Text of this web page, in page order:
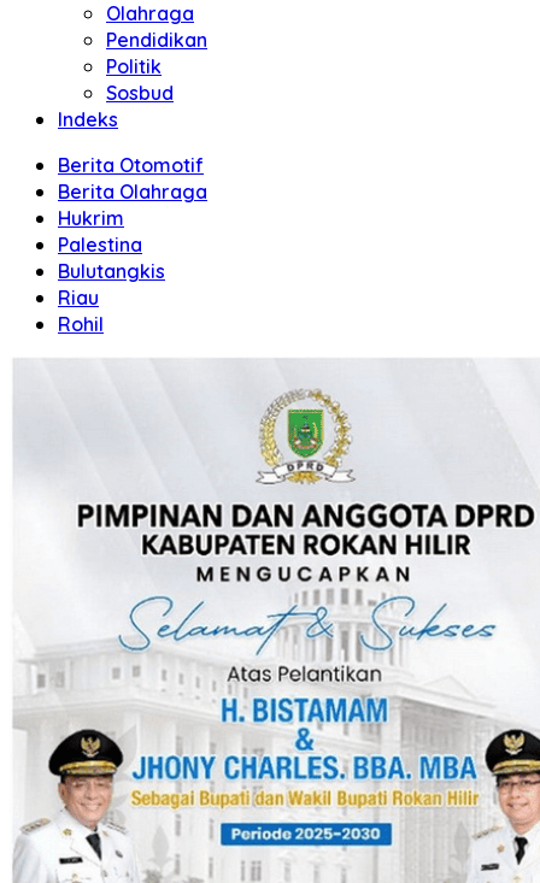
Olahraga
Pendidikan
Politik
Sosbud
Indeks
Berita Otomotif
Berita Olahraga
Hukrim
Palestina
Bulutangkis
Riau
Rohil